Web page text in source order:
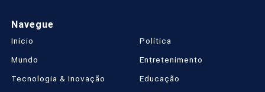
Navegue
Início
Política
Mundo
Entretenimento
Tecnologia & Inovação
Educação